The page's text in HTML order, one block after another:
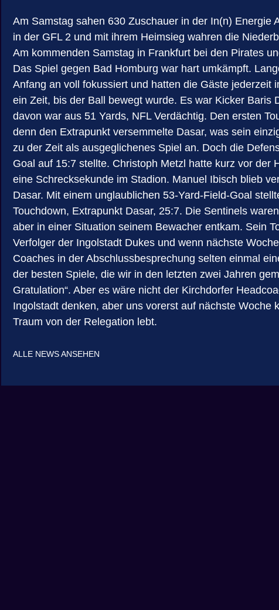
Am Samstag sahen 630 Zuschauer in der In(n) Energie
in der GFL 2 und mit ihrem Heimsieg wahren die
Am kommenden Samstag in Frankfurt bei den Pirates
Das Spiel gegen Bad Homburg war hart umkämpft.
Anfang an voll fokussiert und hatten die Gäste
ein Zeit, bis der Ball bewegt wurde. Es war Kicker
davon war aus 51 Yards, NFL Verdächtig. Den ersten
denn den Extrapunkt versemmelte Dasar, was sein
zu der Zeit als ausgeglichenes Spiel an. Doch die
Goal auf 15:7 stellte. Christoph Metzl hatte kurz vor
eine Schrecksekunde im Stadion. Manuel Ibisch blieb
Dasar. Mit einem unglaublichen 53-Yard-Field-Goal
Touchdown, Extrapunkt Dasar, 25:7. Die Sentinels
aber in einer Situation seinem Bewacher entkam. Sein
Verfolger der Ingolstadt Dukes und wenn nächste
Coaches in der Abschlussbesprechung selten einmal
der besten Spiele, die wir in den letzten zwei Jahren
Gratulation“. Aber es wäre nicht der Kirchdorfer
Ingolstadt denken, aber uns vorerst auf nächste
Traum von der Relegation lebt.
ALLE NEWS ANSEHEN